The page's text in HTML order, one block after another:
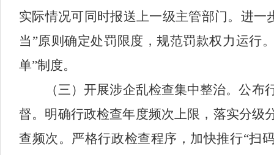
实际情况可同时报送上一级主管部门。进
当”原则确定处罚限度，规范罚款权力运行
单”制度。
（三）开展涉企乱检查集中整治。公布
督。明确行政检查年度频次上限，落实分级
查频次。严格行政检查程序，加快推行“扫